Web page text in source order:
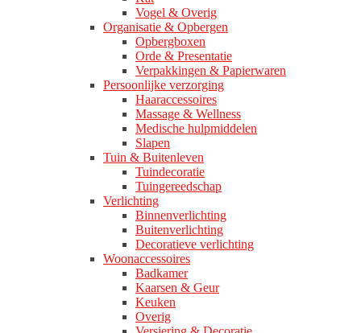
Vogel & Overig
Organisatie & Opbergen
Opbergboxen
Orde & Presentatie
Verpakkingen & Papierwaren
Persoonlijke verzorging
Haaraccessoires
Massage & Wellness
Medische hulpmiddelen
Slapen
Tuin & Buitenleven
Tuindecoratie
Tuingereedschap
Verlichting
Binnenverlichting
Buitenverlichting
Decoratieve verlichting
Woonaccessoires
Badkamer
Kaarsen & Geur
Keuken
Overig